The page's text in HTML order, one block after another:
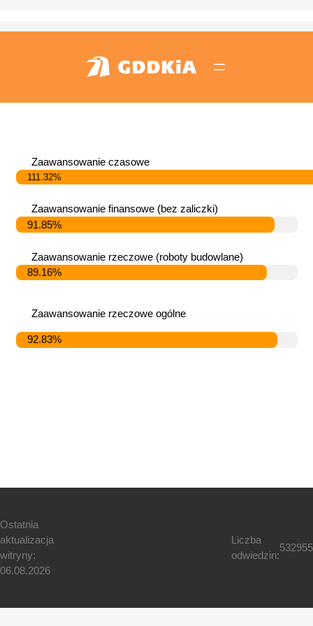
Zaawansowanie czasowe
111.32%
Zaawansowanie finansowe (bez zaliczki)
91.85%
Zaawansowanie rzeczowe (roboty budowlane)
89.16%
Zaawansowanie rzeczowe ogólne
92.83%
Ostatnia
aktualizacja
witryny:
06.08.2026
Liczba
odwiedzin:
532955